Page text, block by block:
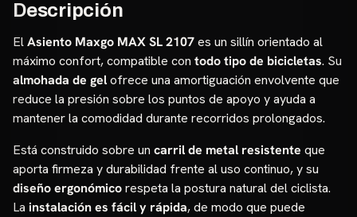
Descripción
ElAsiento Maxgo MAX SL 2107es un sillín orientado al
máximo confort, compatible con todo tipo de bicicletas. Su
almohada de gelofrece una amortiguación envolvente que
reduce la presión sobre los puntos de apoyo y ayuda a
mantener la comodidad durante recorridos prolongados.
Está construido sobre un carril de metal resistente que
aporta firmeza y durabilidad frente al uso continuo, y su
diseño ergonómicorespeta la postura natural del ciclista.
La instalación es fácil y rápida, de modo que puede